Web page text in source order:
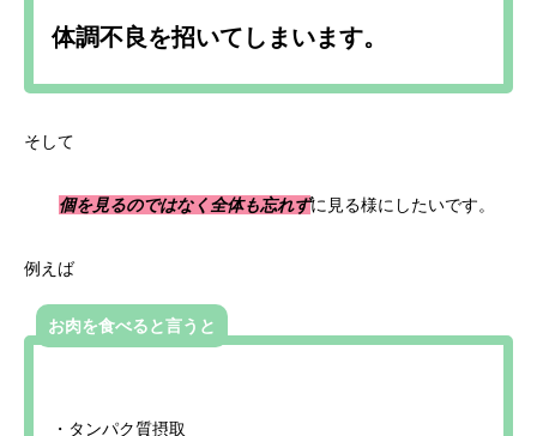
体調不良を招いてしまいます。
そして
個を見るのではなく全体も忘れずに見る様にしたいです。
例えば
お肉を食べると言うと
・タンパク質摂取